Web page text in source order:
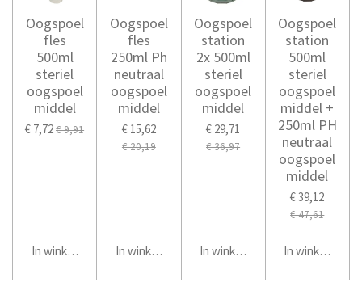
Oogspoel
fles
500ml
steriel
oogspoel
middel
€ 7,72€ 9,91
In winkelwagen
Oogspoel
fles
250ml Ph
neutraal
oogspoel
middel
€ 15,62
€ 20,19
In winkelwagen
Oogspoel
station
2x 500ml
steriel
oogspoel
middel
€ 29,71
€ 36,97
In winkelwagen
Oogspoel
station
500ml
steriel
oogspoel
middel +
250ml PH
neutraal
oogspoel
middel
€ 39,12
€ 47,61
In winkelwagen